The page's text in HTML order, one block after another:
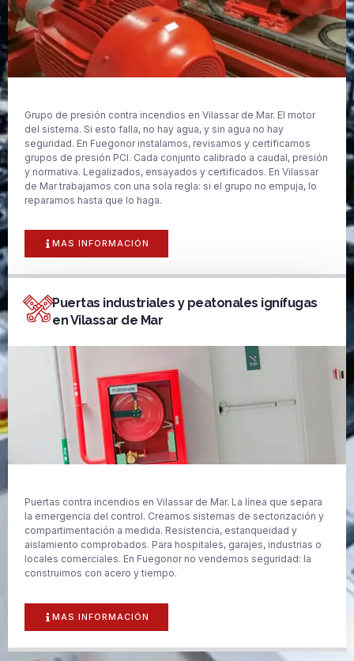
Grupo de presión contra incendios en Vilassar de Mar. El motor
del sistema. Si esto falla, no hay agua, y sin agua no hay
seguridad. En Fuegonor instalamos, revisamos y certificamos
grupos de presión PCI. Cada conjunto calibrado a caudal, presión
y normativa. Legalizados, ensayados y certificados. En Vilassar
de Mar trabajamos con una sola regla: si el grupo no empuja, lo
reparamos hasta que lo haga.
MAS INFORMACIÓN
Puertas industriales y peatonales ignífugas
en Vilassar de Mar
Puertas contra incendios en Vilassar de Mar. La línea que separa
la emergencia del control. Creamos sistemas de sectorización y
compartimentación a medida. Resistencia, estanqueidad y
aislamiento comprobados. Para hospitales, garajes, industrias o
locales comerciales. En Fuegonor no vendemos seguridad: la
construimos con acero y tiempo.
MAS INFORMACIÓN